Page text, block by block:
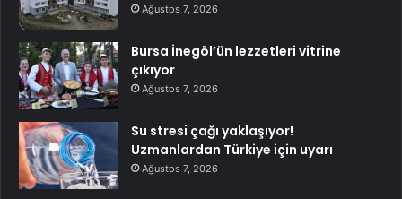
Ağustos 7, 2026
Bursa İnegöl’ün lezzetleri vitrine
çıkıyor
Ağustos 7, 2026
Su stresi çağı yaklaşıyor!
Uzmanlardan Türkiye için uyarı
Ağustos 7, 2026